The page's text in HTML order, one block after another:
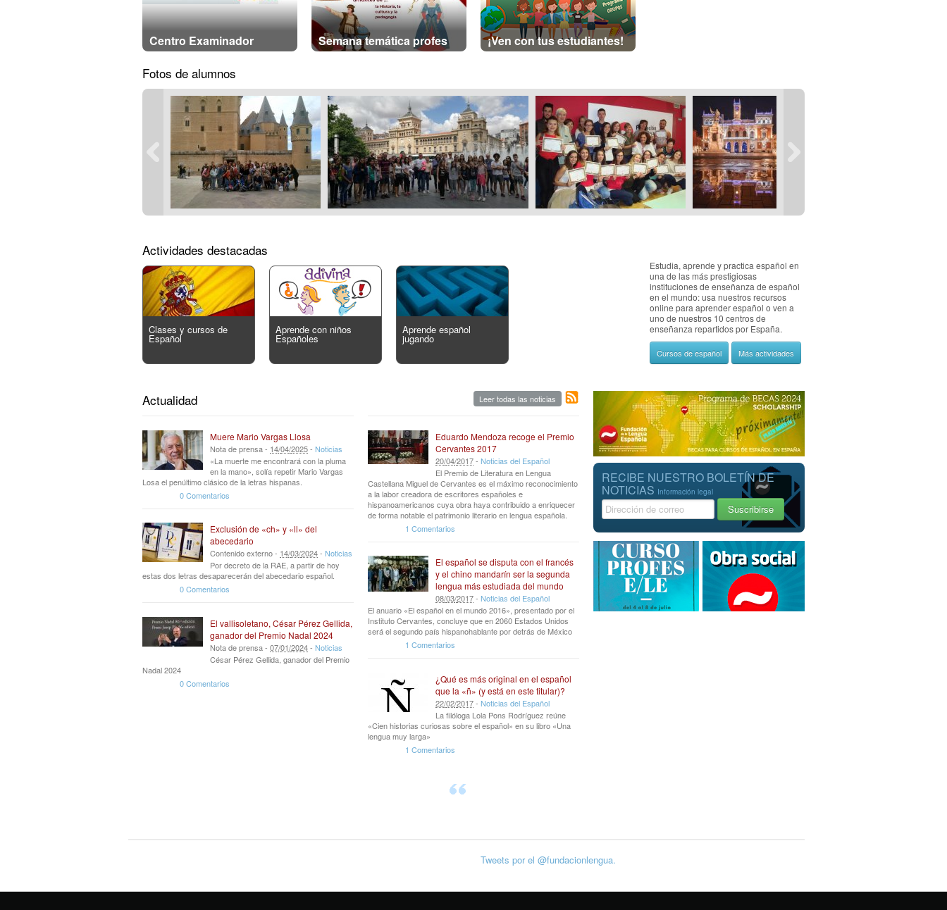
Centro Examinador Semana temática profes ¡Ven con tus estudiantes!
Fotos de alumnos
Actividades destacadas
Clases y cursos de
Español
Aprende con niños
Españoles
Aprende español
jugando
Estudia, aprende y practica español en
una de las más prestigiosas
instituciones de enseñanza de español
en el mundo: usa nuestros recursos
online para aprender español o ven a
uno de nuestros 10 centros de
enseñanza repartidos por España.
Cursos de español Más actividades
Leer todas las noticias
Actualidad
Muere Mario Vargas Llosa
Nota de prensa - 14/04/2025- Noticias
«La muerte me encontrará con la pluma
en la mano», solía repetir Mario Vargas
Losa el penúltimo clásico de la letras hispanas.
0 Comentarios
Exclusión de «ch» y «ll» del
abecedario
Contenido externo - 14/03/2024- Noticias
Por decreto de la RAE, a partir de hoy
estas dos letras desaparecerán del abecedario español.
0 Comentarios
El vallisoletano, César Pérez Gellida,
ganador del Premio Nadal 2024
Nota de prensa - 07/01/2024- Noticias
César Pérez Gellida, ganador del Premio
Nadal 2024
0 Comentarios
Eduardo Mendoza recoge el Premio
Cervantes 2017
20/04/2017- Noticias del Español
El Premio de Literatura en Lengua
Castellana Miguel de Cervantes es el máximo reconocimiento
a la labor creadora de escritores españoles e
hispanoamericanos cuya obra haya contribuido a enriquecer
de forma notable el patrimonio literario en lengua española.
1 Comentarios
El español se disputa con el francés
y el chino mandarín ser la segunda
lengua más estudiada del mundo
08/03/2017- Noticias del Español
El anuario «El español en el mundo 2016», presentado por el
Instituto Cervantes, concluye que en 2060 Estados Unidos
será el segundo país hispanohablante por detrás de México
1 Comentarios
¿Qué es más original en el español
que la «ñ» (y está en este titular)?
22/02/2017- Noticias del Español
La filóloga Lola Pons Rodríguez reúne
«Cien historias curiosas sobre el español» en su libro «Una
lengua muy larga»
1 Comentarios
RECIBE NUESTRO BOLETÍN DE
NOTICIAS Información legal
Tweets por el @fundacionlengua.